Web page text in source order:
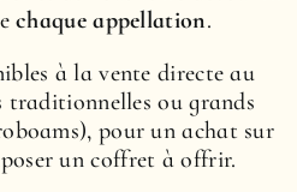
chaque appellation.
à la vente directe au
traditionnelles ou grands
pour un achat sur
un coffret à offrir.